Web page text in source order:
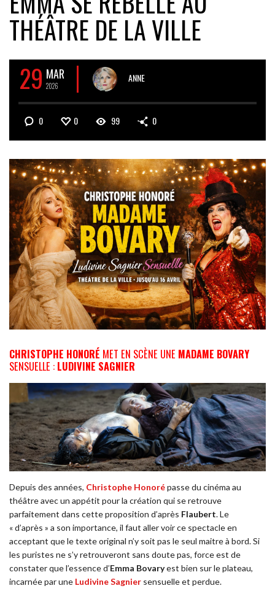
THÉÂTRE DE LA VILLE
29 MAR
2026
ANNE
0 0 99 0
CHRISTOPHE HONORÉ MET EN SCÈNE UNE MADAME BOVARY
SENSUELLE : LUDIVINE SAGNIER
Depuis des années, Christophe Honorépasse du cinéma au
théâtre avec un appétit pour la création qui se retrouve
parfaitement dans cette proposition d’après Flaubert. Le
« d’après » a son importance, il faut aller voir ce spectacle en
acceptant que le texte original n’y soit pas le seul maitre à bord. Si
les puristes ne s’y retrouveront sans doute pas, force est de
constater que l’essence d’Emma Bovaryest bien sur le plateau,
incarnée par une Ludivine Sagnier sensuelle et perdue.